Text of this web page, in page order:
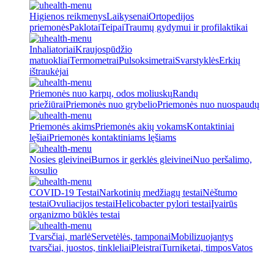
Higienos reikmenysLaikysenaiOrtopedijos
priemonėsPaklotaiTeipaiTraumų gydymui ir profilaktikai
InhaliatoriaiKraujospūdžio
matuokliaiTermometraiPulsoksimetraiSvarstyklėsErkių
ištraukėjai
Priemonės nuo karpų, odos moliuskųRandų
priežiūraiPriemonės nuo grybelioPriemonės nuo nuospaudų
Priemonės akimsPriemonės akių vokamsKontaktiniai
lęšiaiPriemonės kontaktiniams lęšiams
Nosies gleivineiBurnos ir gerklės gleivineiNuo peršalimo,
kosulio
COVID-19 TestaiNarkotinių medžiagų testaiNėštumo
testaiOvuliacijos testaiHelicobacter pylori testaiĮvairūs
organizmo būklės testai
Tvarsčiai, marlėServetėlės, tamponaiMobilizuojantys
tvarsčiai, juostos, tinkleliaiPleistraiTurniketai, timposVatos